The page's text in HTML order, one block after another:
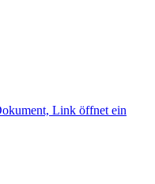
Link öffnet ein